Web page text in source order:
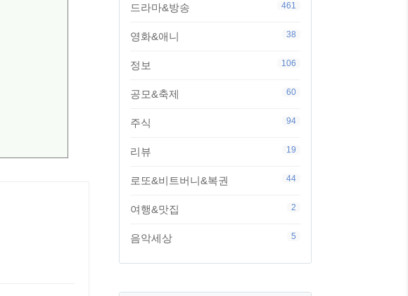
드라마&방송 461
영화&애니 38
정보 106
공모&축제 60
주식 94
리뷰 19
로또&비트버니&복권 44
여행&맛집 2
음악세상 5